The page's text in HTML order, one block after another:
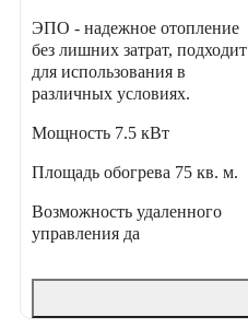
ЭПО - надежное отопление
без лишних затрат, подходит
для использования в
различных условиях.
Мощность 7.5 кВт
Площадь обогрева 75 кв. м.
Возможность удаленного
управления да